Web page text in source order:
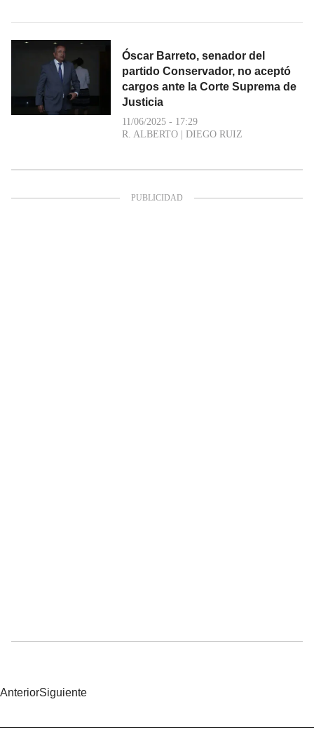
Óscar Barreto, senador del
partido Conservador, no aceptó
cargos ante la Corte Suprema de
Justicia
11/06/2025 - 17:29
R. ALBERTO
DIEGO RUIZ
AnteriorSiguiente